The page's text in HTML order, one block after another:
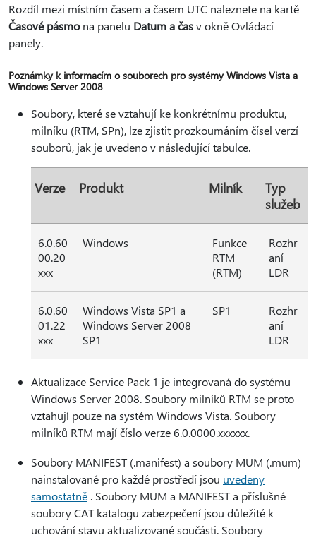
Rozdíl mezi místním časem a časem UTC naleznete na kartě
Časové pásmona panelu Datum a časv okně Ovládací
panely.
Poznámky k informacím o souborech pro systémy Windows Vista a
Windows Server 2008
Soubory, které se vztahují ke konkrétnímu produktu,
milníku (RTM, SPn), lze zjistit prozkoumáním čísel verzí
souborů, jak je uvedeno v následující tabulce.
Verze Produkt Milník
Typ
služeb
6.0.60
00.20
xxx
Windows
Funkce
RTM
(RTM)
Rozhr
aní
LDR
6.0.60
01.22
xxx
Windows Vista SP1 a
Windows Server 2008
SP1
SP1
Rozhr
aní
LDR
Aktualizace Service Pack 1 je integrovaná do systému
Windows Server 2008. Soubory milníků RTM se proto
vztahují pouze na systém Windows Vista. Soubory
milníků RTM mají číslo verze 6.0.0000.xxxxxx.
Soubory MANIFEST (.manifest) a soubory MUM (.mum)
nainstalované pro každé prostředí jsou uvedeny
samostatně . Soubory MUM a MANIFEST a příslušné
soubory CAT katalogu zabezpečení jsou důležité k
uchování stavu aktualizované součásti. Soubory